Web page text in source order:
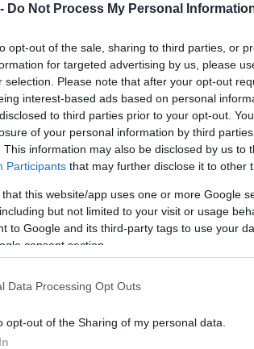
Do Not Process My Personal
opt-out of the sale, sharing to third parties, or
for targeted advertising by us, please
selection. Please note that after your opt-out
interest-based ads based on personal
to third parties prior to your opt-out.
of your personal information by third
This information may also be disclosed by us to
Participants that may further disclose it to other
that this website/app uses one or more Google
but not limited to your visit or usage
to Google and its third-party tags to use your
consent section.
Data Processing Opt Outs
opt-out of the Sharing of my personal data.
presenta una variedad de
asumidas.